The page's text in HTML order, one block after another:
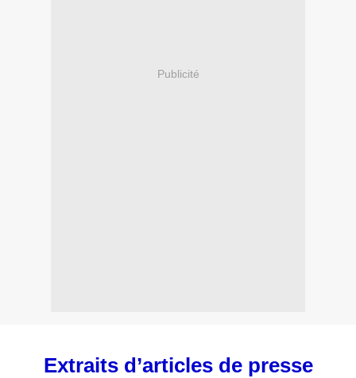
Publicité
Extraits d’articles de presse